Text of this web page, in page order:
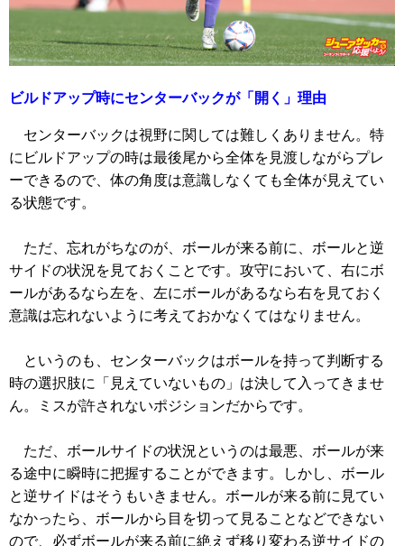
ビルドアップ時にセンターバックが「開く」理由
センターバックは視野に関しては難しくありません。特
にビルドアップの時は最後尾から全体を見渡しながらプレ
ーできるので、体の角度は意識しなくても全体が見えてい
る状態です。
ただ、忘れがちなのが、ボールが来る前に、ボールと逆
サイドの状況を見ておくことです。攻守において、右にボ
ールがあるなら左を、左にボールがあるなら右を見ておく
意識は忘れないように考えておかなくてはなりません。
というのも、センターバックはボールを持って判断する
時の選択肢に「見えていないもの」は決して入ってきませ
ん。ミスが許されないポジションだからです。
ただ、ボールサイドの状況というのは最悪、ボールが来
る途中に瞬時に把握することができます。しかし、ボール
と逆サイドはそうもいきません。ボールが来る前に見てい
なかったら、ボールから目を切って見ることなどできない
ので、必ずボールが来る前に絶えず移り変わる逆サイドの